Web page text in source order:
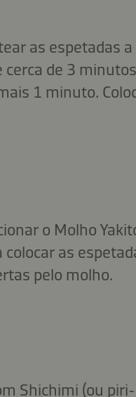
as espetadas
de 3
1 minuto.
o Molho
colocar as
pelo molho.
Shichimi (ou